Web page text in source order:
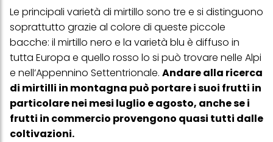
Le principali varietà di mirtillo sono tre e si distinguono
soprattutto grazie al colore di queste piccole
bacche: il mirtillo nero e la varietà blu è diffuso in
tutta Europa e quello rosso lo si può trovare nelle Alpi
e nell’Appennino Settentrionale. Andare alla ricerca
di mirtilli in montagna può portare i suoi frutti in
particolare nei mesi luglio e agosto, anche se i
frutti in commercio provengono quasi tutti dalle
coltivazioni.
clic su "modifica" di seguito".
Se fai clic su "Modifica" potrai trovare maggiori informazioni sul
trattamento dei tuoi dati / sull'uso dei cookie e consentirli per uno o
più degli scopi sopra menzionati. Cliccando su "Accetta tutto",
acconsenti all'uso dei cookie e al trattamento dei tuoi dati
personali per tutte le finalità sopra indicate. Se fai clic su "Rifiuta",
verranno utilizzati solo i cookie tecnicamente necessari per fornirti
questo sito web.